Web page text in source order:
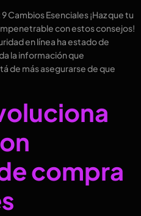
Cambios Esenciales ¡Haz que tu
con estos consejos!
en línea ha estado de
la información que
de más asegurarse de que
compra